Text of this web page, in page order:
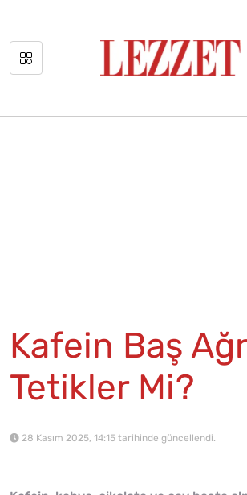
Kafein Baş
Tetikler Mi?
28 Kasım 2025, 14:15 tarihinde güncellendi.